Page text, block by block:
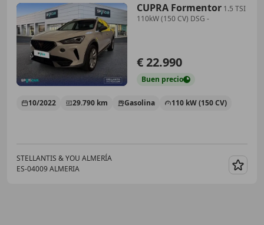
CUPRA Formentor 1.5 TSI
110kW (150 CV) DSG -
€ 22.990
Buen precio
10/2022 29.790 km Gasolina 110 kW (150 CV)
STELLANTIS & YOU ALMERÍA
ES-04009 ALMERIA